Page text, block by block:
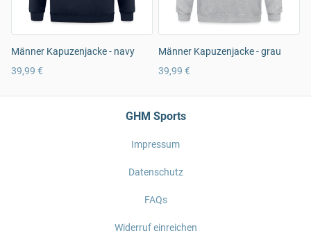
Männer Kapuzenjacke - navy
39,99 €
Männer Kapuzenjacke - grau
39,99 €
GHM Sports
Impressum
Datenschutz
FAQs
Widerruf einreichen